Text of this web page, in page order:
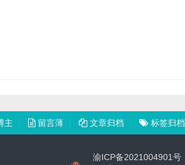
主 留言薄 文章归档 标签归档
渝ICP备2021004901号